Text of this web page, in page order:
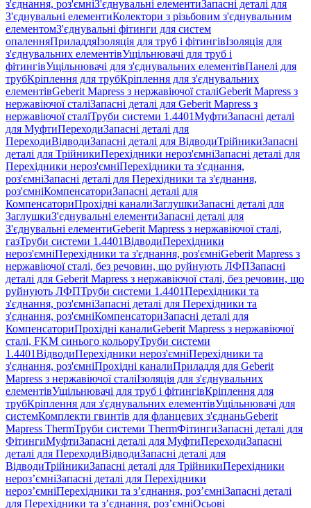
з'єднання, роз'ємніЗ'єднувальні елементиЗапасні деталі для
З'єднувальні елементиКолектори з різьбовим з'єднувальним
елементомЗ'єднувальні фітинги для систем
опаленняПриладдяІзоляція для труб і фітингівІзоляція для
з'єднувальних елементівУщільнювачі для труб і
фітингівУщільнювачі для з'єднувальних елементівПанелі для
трубКріплення для трубКріплення для з'єднувальних
елементівGeberit Mapress з нержавіючої сталіGeberit Mapress з
нержавіючої сталіЗапасні деталі для Geberit Mapress з
нержавіючої сталіТруби системи 1.4401МуфтиЗапасні деталі
для МуфтиПереходиЗапасні деталі для
ПереходиВідводиЗапасні деталі для ВідводиТрійникиЗапасні
деталі для ТрійникиПерехідники нероз'ємніЗапасні деталі для
Перехідники нероз'ємніПерехідники та з'єднання,
роз'ємніЗапасні деталі для Перехідники та з'єднання,
роз'ємніКомпенсаториЗапасні деталі для
КомпенсаториПрохідні каналиЗаглушкиЗапасні деталі для
ЗаглушкиЗ'єднувальні елементиЗапасні деталі для
З'єднувальні елементиGeberit Mapress з нержавіючої сталі,
газТруби системи 1.4401ВідводиПерехідники
нероз'ємніПерехідники та з'єднання, роз'ємніGeberit Mapress з
нержавіючої сталі, без речовин, що руйнують ЛФПЗапасні
деталі для Geberit Mapress з нержавіючої сталі, без речовин, що
руйнують ЛФПТруби системи 1.4401Перехідники та
з'єднання, роз'ємніЗапасні деталі для Перехідники та
з'єднання, роз'ємніКомпенсаториЗапасні деталі для
КомпенсаториПрохідні каналиGeberit Mapress з нержавіючої
сталі, FKM синього кольоруТруби системи
1.4401ВідводиПерехідники нероз'ємніПерехідники та
з'єднання, роз'ємніПрохідні каналиПриладдя для Geberit
Mapress з нержавіючої сталіІзоляція для з'єднувальних
елементівУщільнювачі для труб і фітингівКріплення для
трубКріплення для з'єднувальних елементівУщільнювачі для
системКомплекти гвинтів для фланцевих з'єднаньGeberit
Mapress ThermТруби системи ThermФітингиЗапасні деталі для
ФітингиМуфтиЗапасні деталі для МуфтиПереходиЗапасні
деталі для ПереходиВідводиЗапасні деталі для
ВідводиТрійникиЗапасні деталі для ТрійникиПерехідники
нероз’ємніЗапасні деталі для Перехідники
нероз’ємніПерехідники та з’єднання, роз’ємніЗапасні деталі
для Перехідники та з’єднання, роз’ємніОсьові